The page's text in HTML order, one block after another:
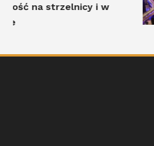
strzelnicy i w